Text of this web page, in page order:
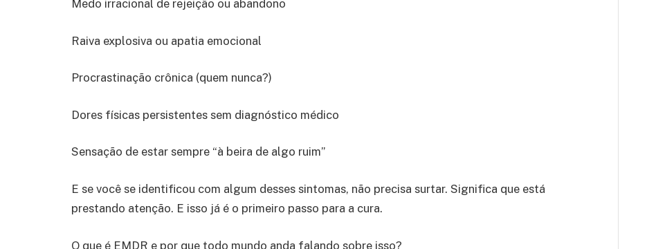
Medo irracional de rejeição ou abandono
Raiva explosiva ou apatia emocional
Procrastinação crônica (quem nunca?)
Dores físicas persistentes sem diagnóstico médico
Sensação de estar sempre “à beira de algo ruim”
E se você se identificou com algum desses sintomas, não precisa surtar. Significa que está
prestando atenção. E isso já é o primeiro passo para a cura.
O que é EMDR e por que todo mundo anda falando sobre isso?